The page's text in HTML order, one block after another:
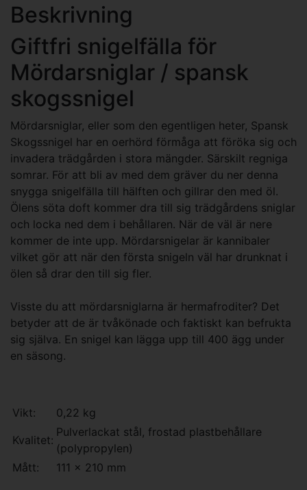
Beskrivning
Giftfri snigelfälla för
Mördarsniglar / spansk
skogssnigel
Mördarsniglar, eller som den egentligen heter, Spansk
Skogssnigel har en oerhörd förmåga att föröka sig och
invadera trädgården i stora mängder. Särskilt regniga
somrar. För att bli av med dem gräver du ner denna
snygga snigelfälla till hälften och gillrar den med öl.
Ölens söta doft kommer dra till sig trädgårdens sniglar
och locka ned dem i behållaren. När de väl är nere
kommer de inte upp. Mördarsnigelar är kannibaler
vilket gör att när den första snigeln väl har drunknat i
ölen så drar den till sig fler.
Visste du att mördarsniglarna är hermafroditer? Det
betyder att de är tvåkönade och faktiskt kan befrukta
sig själva. En snigel kan lägga upp till 400 ägg under
en säsong.
Vikt:
0,22 kg
Kvalitet:
Pulverlackat stål, frostad plastbehållare
(polypropylen)
Mått:
111 x 210 mm